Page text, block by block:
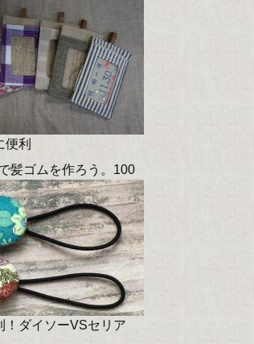
便利
髪ゴムを作ろう。100
！ダイソーVSセリア